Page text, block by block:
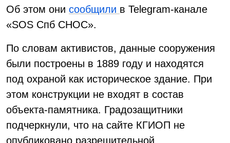
Об этом они сообщили в Telegram-канале
«SOS Спб СНОС».
По словам активистов, данные сооружения
были построены в 1889 году и находятся
под охраной как историческое здание. При
этом конструкции не входят в состав
объекта-памятника. Градозащитники
подчеркнули, что на сайте КГИОП не
опубликовано разрешительной